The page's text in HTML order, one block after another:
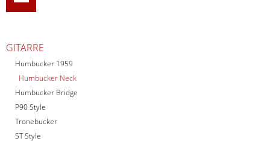
GITARRE
Humbucker 1959
Humbucker Neck
Humbucker Bridge
P90 Style
Tronebucker
ST Style